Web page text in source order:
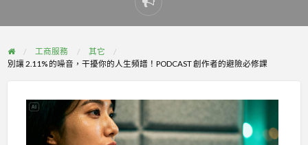
Report
problem
工商服務
其它
別讓 2.11% 的噪音，干擾你的人生頻譜！PODCAST 創作者的避險必修課